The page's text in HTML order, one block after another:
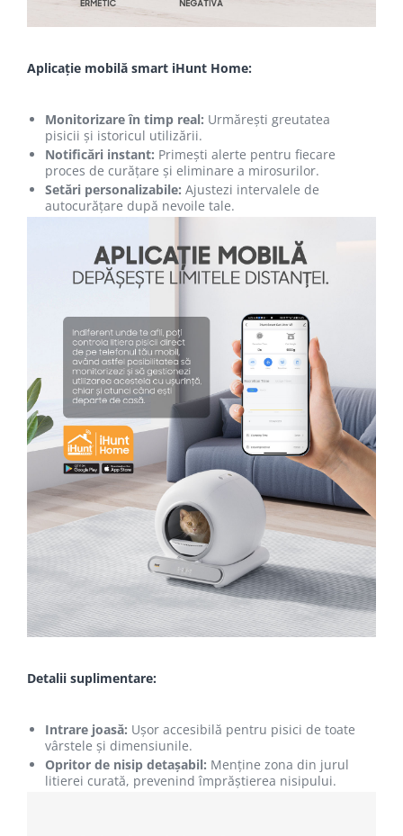
Aplicație mobilă smart iHunt Home:
Monitorizare în timp real: Urmărești greutatea
pisicii și istoricul utilizării.
Notificări instant: Primești alerte pentru fiecare
proces de curățare și eliminare a mirosurilor.
Setări personalizabile: Ajustezi intervalele de
autocurățare după nevoile tale.
Detalii suplimentare:
Intrare joasă: Ușor accesibilă pentru pisici de toate
vârstele și dimensiunile.
Opritor de nisip detașabil: Menține zona din jurul
litierei curată, prevenind împrăștierea nisipului.